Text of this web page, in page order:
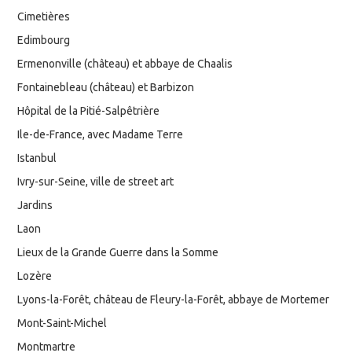
Cimetières
Edimbourg
Ermenonville (château) et abbaye de Chaalis
Fontainebleau (château) et Barbizon
Hôpital de la Pitié-Salpêtrière
Ile-de-France, avec Madame Terre
Istanbul
Ivry-sur-Seine, ville de street art
Jardins
Laon
Lieux de la Grande Guerre dans la Somme
Lozère
Lyons-la-Forêt, château de Fleury-la-Forêt, abbaye de Mortemer
Mont-Saint-Michel
Montmartre